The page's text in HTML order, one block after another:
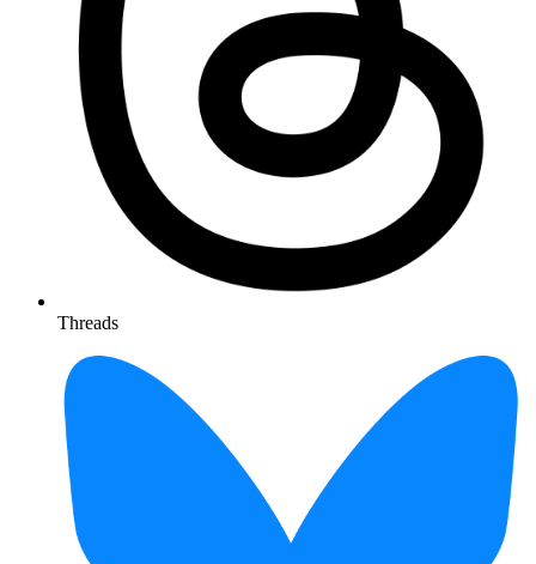
Threads